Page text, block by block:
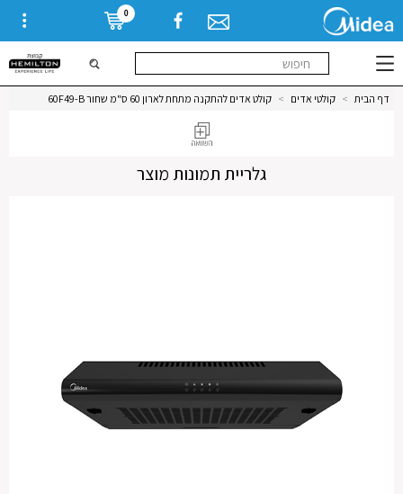
0
דף הבית > קולטי אדים > קולט אדים להתקנה מתחת לארון 60 ס"מ שחור 60F49-B
גלריית תמונות מוצר